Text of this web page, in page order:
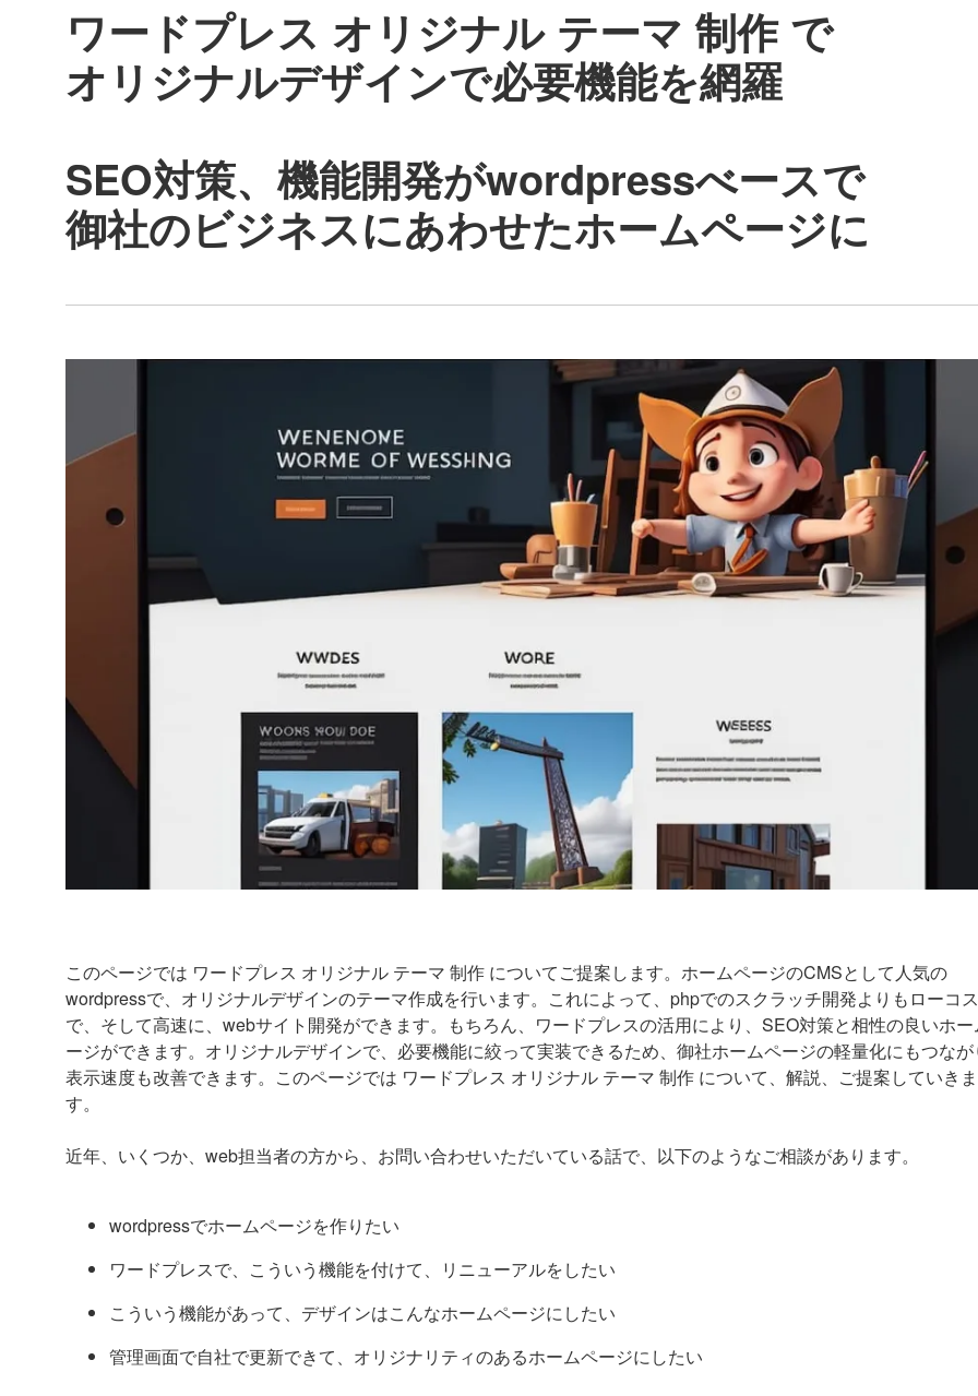
ワードプレス オリジナル テーマ 制作 で
オリジナルデザインで必要機能を網羅
SEO対策、機能開発がwordpressべースで
御社のビジネスにあわせたホームページに
このページでは ワードプレス オリジナル テーマ 制作 についてご提案します。ホームページのCMSとして人気の
wordpressで、オリジナルデザインのテーマ作成を行います。これによって、phpでのスクラッチ開発よりもローコ
で、そして高速に、webサイト開発ができます。もちろん、ワードプレスの活用により、SEO対策と相性の良いホ
ージができます。オリジナルデザインで、必要機能に絞って実装できるため、御社ホームページの軽量化にもつなが
表示速度も改善できます。このページでは ワードプレス オリジナル テーマ 制作 について、解説、ご提案していきま
す。
近年、いくつか、web担当者の方から、お問い合わせいただいている話で、以下のようなご相談があります。
wordpressでホームページを作りたい
ワードプレスで、こういう機能を付けて、リニューアルをしたい
こういう機能があって、デザインはこんなホームページにしたい
管理画面で自社で更新できて、オリジナリティのあるホームページにしたい